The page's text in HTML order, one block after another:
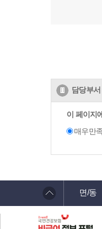
담당부서
이 페이지
매우만
면/동